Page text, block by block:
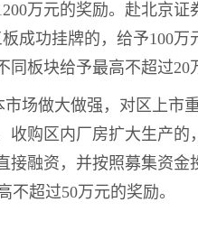
万元的奖励。赴北京
成功挂牌的，给予100
板块给予最高不超过20
场做大做强，对区上市
收购区内厂房扩大生产
接融资，并按照募集资金
不超过50万元的奖励。